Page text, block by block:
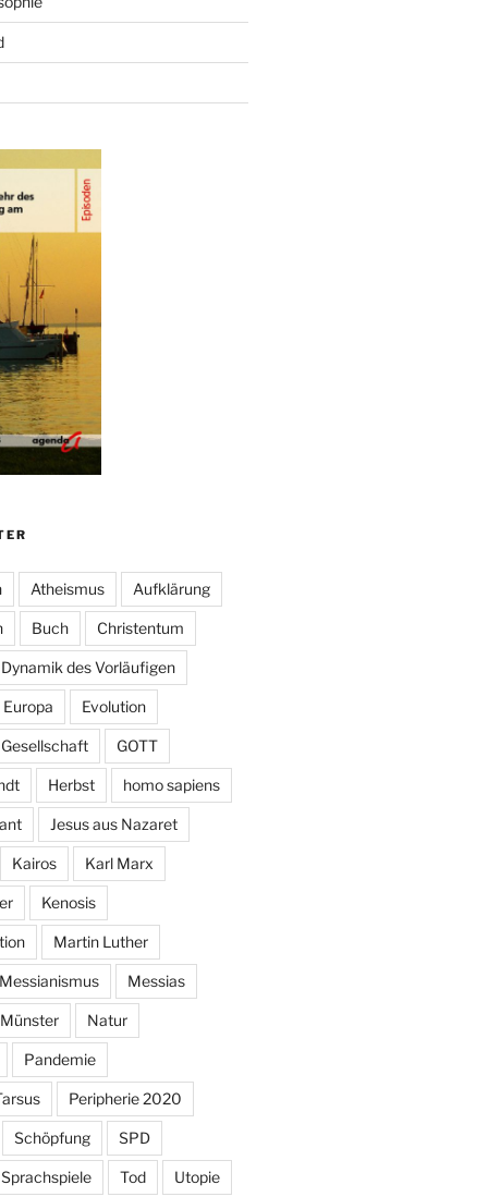
Atheismus Aufklärung
Buch Christentum
Dynamik des Vorläufigen
Europa Evolution
Gesellschaft GOTT
Herbst homo sapiens
Jesus aus Nazaret
Kairos Karl Marx
Kenosis
Martin Luther
Messianismus Messias
Münster Natur
Pandemie
Peripherie 2020
Schöpfung SPD
Sprachspiele Tod Utopie